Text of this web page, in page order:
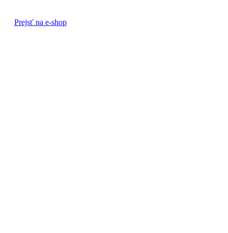
Prejsť na e-shop